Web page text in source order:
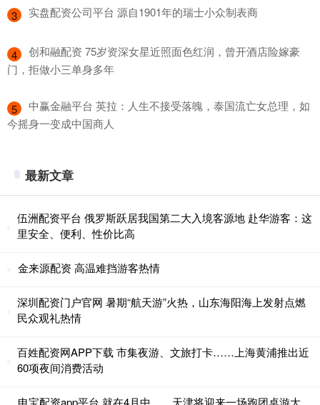
3 ​实盘配资公司平台 源自1901年的瑞士小众制表商
4
​创和融配资 75岁资深女星近照面色红润，曾开酒店险嫁豪
门，拒做小三单身多年
5
​中赢金融平台 英拉：人生不接受落魄，泰国流亡女总理，如
今摇身一变成中国商人
最新文章
伍洲配资平台 俄罗斯跃居我国第二大入境客源地 赴华游客：这
里安全、便利、性价比高
金来源配资 高温难挡游客热情
深圳配资门户官网 暑期“航天游”火热，山东海阳海上发射点燃
民众观礼热情
百姓配资网APP下载 市集夜游、文旅打卡……上海黄浦推出近
60项夜间消费活动
申宝配资app平台 就在4月中……天津将迎来一场跑团桌游大